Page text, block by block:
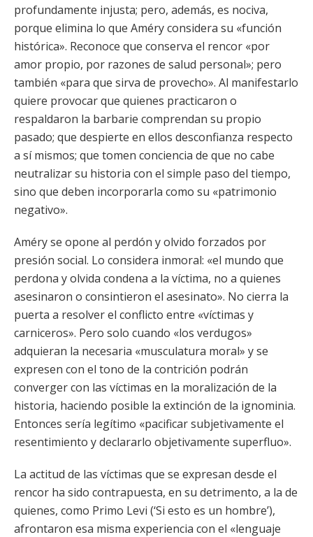
profundamente injusta; pero, además, es nociva,
porque elimina lo que Améry considera su «función
histórica». Reconoce que conserva el rencor «por
amor propio, por razones de salud personal»; pero
también «para que sirva de provecho». Al manifestarlo
quiere provocar que quienes practicaron o
respaldaron la barbarie comprendan su propio
pasado; que despierte en ellos desconfianza respecto
a sí mismos; que tomen conciencia de que no cabe
neutralizar su historia con el simple paso del tiempo,
sino que deben incorporarla como su «patrimonio
negativo».
Améry se opone al perdón y olvido forzados por
presión social. Lo considera inmoral: «el mundo que
perdona y olvida condena a la víctima, no a quienes
asesinaron o consintieron el asesinato». No cierra la
puerta a resolver el conflicto entre «víctimas y
carniceros». Pero solo cuando «los verdugos»
adquieran la necesaria «musculatura moral» y se
expresen con el tono de la contrición podrán
converger con las víctimas en la moralización de la
historia, haciendo posible la extinción de la ignominia.
Entonces sería legítimo «pacificar subjetivamente el
resentimiento y declararlo objetivamente superfluo».
La actitud de las víctimas que se expresan desde el
rencor ha sido contrapuesta, en su detrimento, a la de
quienes, como Primo Levi (‘Si esto es un hombre’),
afrontaron esa misma experiencia con el «lenguaje